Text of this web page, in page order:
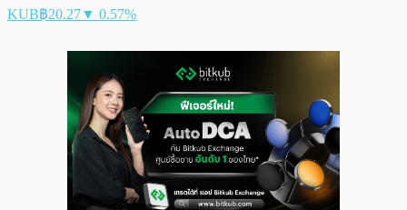
KUB฿20.27▼ 0.57%